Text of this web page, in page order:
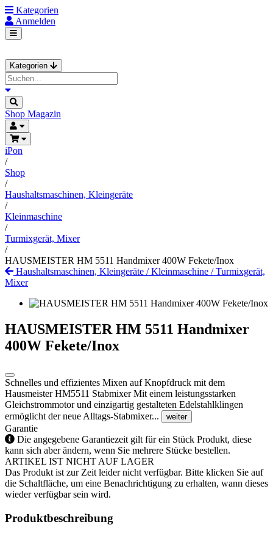
Kategorien
Anmelden
Kategorien
Shop Magazin
iPon
/
Shop
/
Haushaltsmaschinen, Kleingeräte
/
Kleinmaschine
/
Turmixgerät, Mixer
/
HAUSMEISTER HM 5511 Handmixer 400W Fekete/Inox
Haushaltsmaschinen, Kleingeräte /Kleinmaschine /Turmixgerät,
Mixer
HAUSMEISTER HM 5511 Handmixer
400W Fekete/Inox
Schnelles und effizientes Mixen auf Knopfdruck mit dem
Hausmeister HM5511 Stabmixer Mit einem leistungsstarken
Gleichstrommotor und einzigartig gestalteten Edelstahlklingen
ermöglicht der neue Alltags-Stabmixer...
weiter
Garantie
Die angegebene Garantiezeit gilt für ein Stück Produkt, diese
kann sich aber ändern, wenn Sie mehrere Stücke bestellen.
ARTIKEL IST NICHT AUF LAGER
Das Produkt ist zur Zeit leider nicht verfügbar. Bitte klicken Sie auf
die Schaltfläche, um eine Benachrichtigung zu erhalten, wann dieses
wieder verfügbar sein wird.
Produktbeschreibung